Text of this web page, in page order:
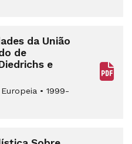
da União
de
e
• 1999-